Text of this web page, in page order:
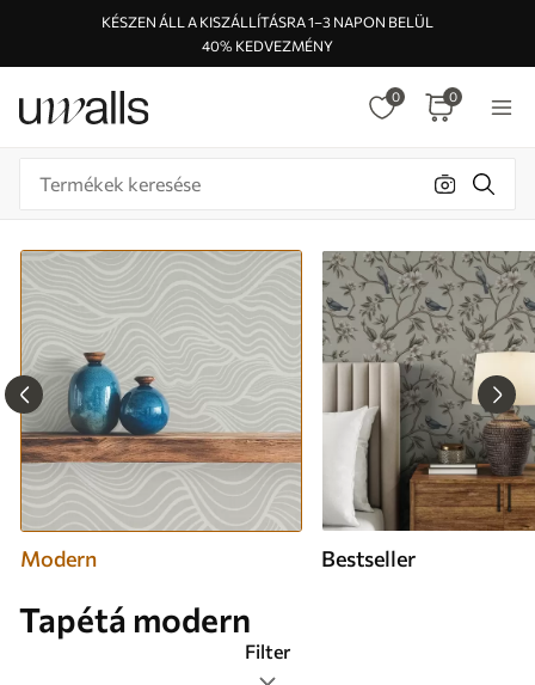
KÉSZEN ÁLL A KISZÁLLÍTÁSRA 1–3 NAPON BELÜL
40% KEDVEZMÉNY
0 0
Modern Bestseller
Tapétá modern
Filter